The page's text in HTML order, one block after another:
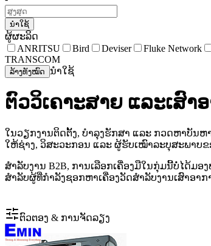
ນຳໃຊ້
ຜູ້ຜະລິດ
ANRITSU
Bird Deviser Fluke Network
TRANSCOM
ລ້າງທັງໝົດ ນຳໃຊ້
ຕົວວິເຄາະສາຍ ແລະເສົາ
ໃນວຽກງານຕິດຕັ້ງ, ບໍາລຸງຮັກສາ ແລະ ກວດຫາບັນ
ໃຫ້ຊ່າງ, ວິສະວະກອນ ແລະ ຜູ້ຮັບເໝົາລະບຸສະພາບ
ສໍາລັບງານ B2B, ການເລືອກເຄື່ອງມືໃນກຸ່ມນີ້ບໍ່ໄດ້ມ
ສໍາລັບຜູ້ທີ່ກໍາລັງຊອກຫາເຄື່ອງວັດສໍາລັບງານເສົາອາກ
ຕົວຕອງ & ການຈັດລຽງ